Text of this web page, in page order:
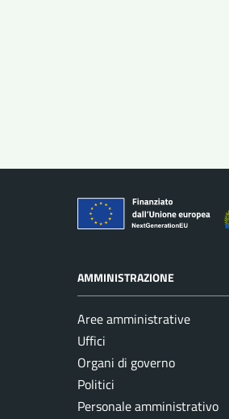
AMMINISTRAZIONE
Aree amministrative
Uffici
Organi di governo
Politici
Personale amministrativo